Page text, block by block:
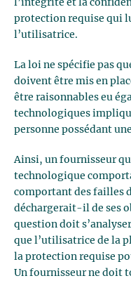
l’intégrité et la
protection requise qui
l’utilisatrice.
La loi ne spécifie pas
doivent être mis en
être raisonnables eu
technologiques
personne possédant
Ainsi, un fournisseur
technologique
comportant des failles
déchargerait-il de ses
question doit
que l’utilisatrice de la
la protection requise
Un fournisseur ne doit